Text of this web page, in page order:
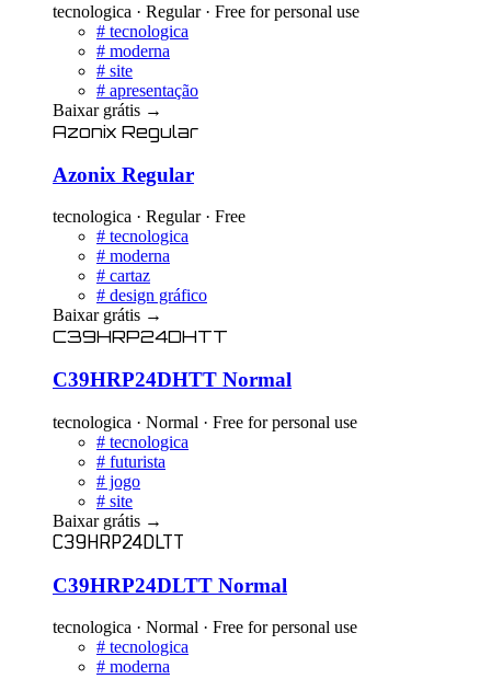
tecnologica · Regular · Free for personal use
# tecnologica
# moderna
# site
# apresentação
Baixar grátis →
Azonix Regular
Azonix Regular
tecnologica · Regular · Free
# tecnologica
# moderna
# cartaz
# design gráfico
Baixar grátis →
C39HRP24DHTT
C39HRP24DHTT Normal
tecnologica · Normal · Free for personal use
# tecnologica
# futurista
# jogo
# site
Baixar grátis →
C39HRP24DLTT
C39HRP24DLTT Normal
tecnologica · Normal · Free for personal use
# tecnologica
# moderna